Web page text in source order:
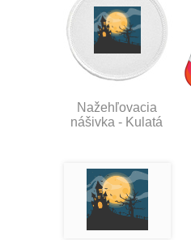
Nažehľovacia
nášivka - Kulatá